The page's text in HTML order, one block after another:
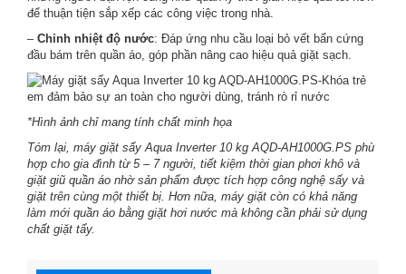
để thuận tiện sắp xếp các công việc trong nhà.
– Chỉnh nhiệt độ nước: Đáp ứng nhu cầu loại bỏ vết bẩn cứng
đầu bám trên quần áo, góp phần nâng cao hiệu quả giặt sạch.
*Hình ảnh chỉ mang tính chất minh họa
Tóm lại, máy giặt sấy Aqua Inverter 10 kg AQD-AH1000G.PS phù
hợp cho gia đình từ 5 – 7 người, tiết kiệm thời gian phơi khô và
giặt giũ quần áo nhờ sản phẩm được tích hợp công nghệ sấy và
giặt trên cùng một thiết bị. Hơn nữa, máy giặt còn có khả năng
làm mới quần áo bằng giặt hơi nước mà không cần phải sử dụng
chất giặt tẩy.